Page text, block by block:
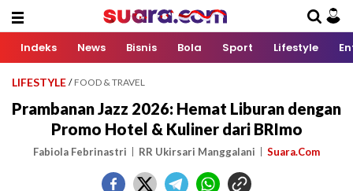
Indeks News Bisnis Bola Sport Lifestyle
LIFESTYLE / FOOD & TRAVEL
Prambanan Jazz 2026: Hemat Liburan dengan
Promo Hotel & Kuliner dari BRImo
Fabiola Febrinastri RR Ukirsari Manggalani Suara.Com